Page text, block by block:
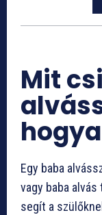
Mit
Egy baba
vagy baba
segít a